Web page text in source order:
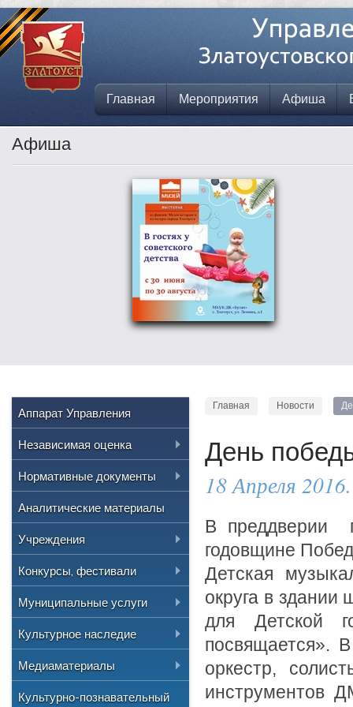
Главная Мероприятия Афиша
Афиша
Главная Новости
День
18 Апреля 2016.
В преддверии
годовщине
Детская
округа в
для Детской
посвящается».
оркестр,
инструментов
Аппарат Управления
Независимая оценка
Нормативные правовые акты
РФ
Приказы Министерства
Приказы Министерства
культуры Челябинской области
Приказы Управления культуры
Результаты
Нормативные документы
Положение об управлении
постановления
Административные
регламенты
Программы
Приказы
Протоколы
Ведомственный контроль
Аналитические материалы
Учреждения
Культурно-досуговые
Дворец культуры
"Железнодорожник"
Сельская централизованная
клубная система
Златоустовские парки культуры
Образовательные
№1"
"Детская музыкальная школа
№2"
"Детская музыкальная школа
библиотечная система"
"Городской краеведческий
музей"
Конкурсы, фестивали
Всероссийские
Муниципальные услуги
Реестр
Муниципальные задания
Культурное наследие
Информация
Медиаматериалы
Аудио
Культурно-познавательный